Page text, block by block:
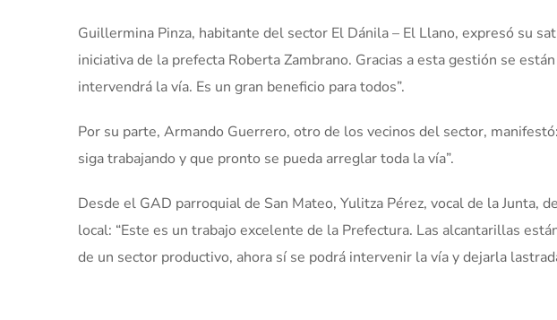
Guillermina Pinza, habitante del sector El Dánila – El Llano, expresó su
iniciativa de la prefecta Roberta Zambrano. Gracias a esta gestión se
intervendrá la vía. Es un gran beneficio para todos”.
Por su parte, Armando Guerrero, otro de los vecinos del sector,
siga trabajando y que pronto se pueda arreglar toda la vía”.
Desde el GAD parroquial de San Mateo, Yulitza Pérez, vocal de la Junta,
local: “Este es un trabajo excelente de la Prefectura. Las alcantarillas
de un sector productivo, ahora sí se podrá intervenir la vía y dejarla